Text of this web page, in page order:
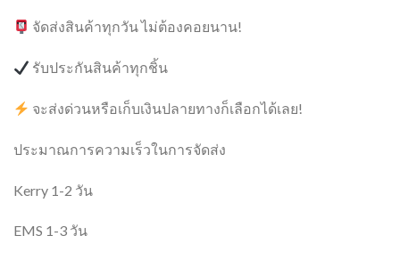
จัดส่งสินค้าทุกวัน ไม่ต้องคอยนาน!
รับประกันสินค้าทุกชิ้น
จะส่งด่วนหรือเก็บเงินปลายทางก็เลือกได้เลย!
ประมาณการความเร็วในการจัดส่ง
Kerry 1-2 วัน
EMS 1-3 วัน